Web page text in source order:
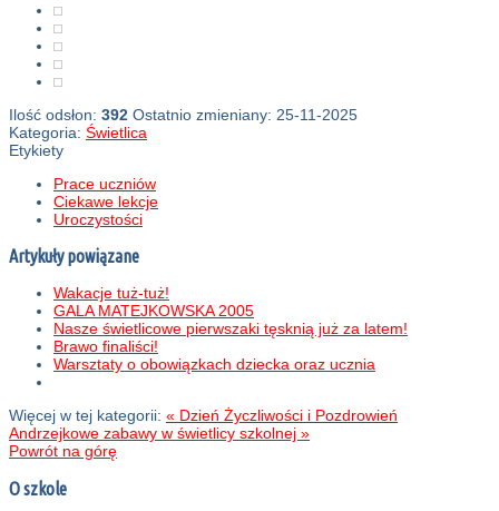
Ilość odsłon: 392 Ostatnio zmieniany: 25-11-2025
Kategoria: Świetlica
Etykiety
Prace uczniów
Ciekawe lekcje
Uroczystości
Artykuły powiązane
Wakacje tuż-tuż!
GALA MATEJKOWSKA 2005
Nasze świetlicowe pierwszaki tęsknią już za latem!
Brawo finaliści!
Warsztaty o obowiązkach dziecka oraz ucznia
Więcej w tej kategorii: « Dzień Życzliwości i Pozdrowień
Andrzejkowe zabawy w świetlicy szkolnej »
Powrót na górę
O szkole